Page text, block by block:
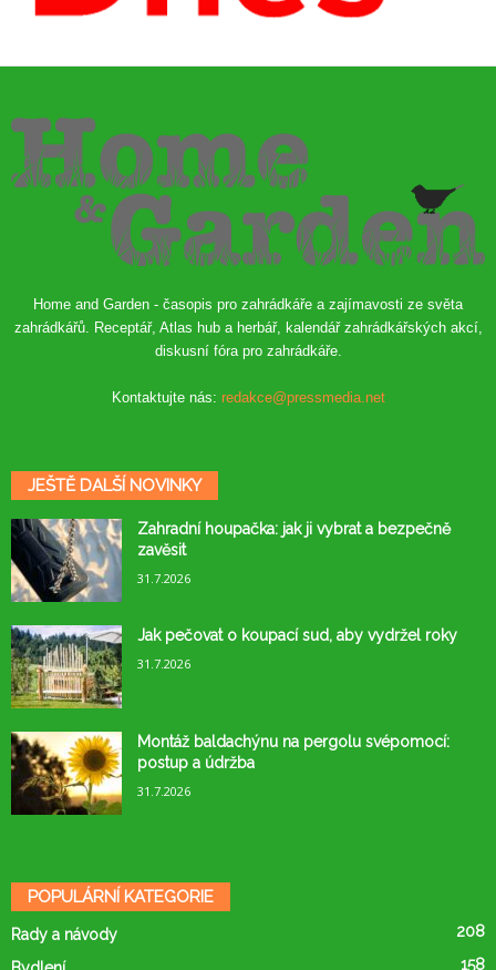
Home and Garden - časopis pro zahrádkáře a zajímavosti ze světa
zahrádkářů. Receptář, Atlas hub a herbář, kalendář zahrádkářských akcí,
diskusní fóra pro zahrádkáře.
Kontaktujte nás: redakce@pressmedia.net
JEŠTĚ DALŠÍ NOVINKY
Zahradní houpačka: jak ji vybrat a bezpečně
zavěsit
31.7.2026
Jak pečovat o koupací sud, aby vydržel roky
31.7.2026
Montáž baldachýnu na pergolu svépomocí:
postup a údržba
31.7.2026
POPULÁRNÍ KATEGORIE
Rady a návody 208
158